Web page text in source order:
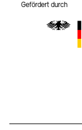
Gefördert durch